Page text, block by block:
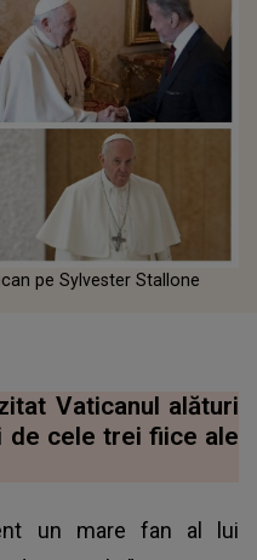
pe Sylvester Stallone
Vaticanul alături
de cele trei fiice ale
un mare fan al lui